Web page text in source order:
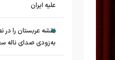
علیه ایران
نقشه عربستان را در
به‌زودی صدای ناله